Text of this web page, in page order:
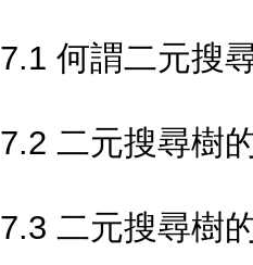
7.1 何謂二元搜
7.2 二元搜尋樹
7.3 二元搜尋樹